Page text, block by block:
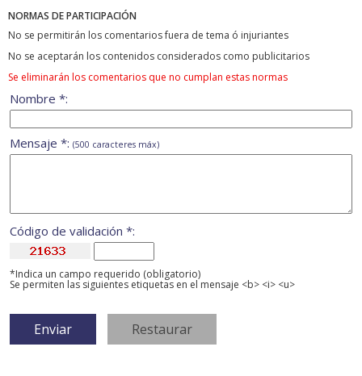
NORMAS DE PARTICIPACIÓN
No se permitirán los comentarios fuera de tema ó injuriantes
No se aceptarán los contenidos considerados como publicitarios
Se eliminarán los comentarios que no cumplan estas normas
Nombre *:
Mensaje *: (500 caracteres máx)
Código de validación *:
*Indica un campo requerido (obligatorio)
Se permiten las siguientes etiquetas en el mensaje <b> <i> <u>